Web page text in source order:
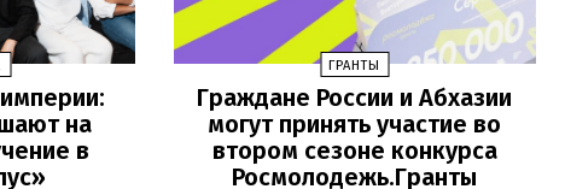
на
в
ГРАНТЫ
Граждане России и Абхазии
могут принять участие во
втором сезоне конкурса
Росмолодежь.Гранты